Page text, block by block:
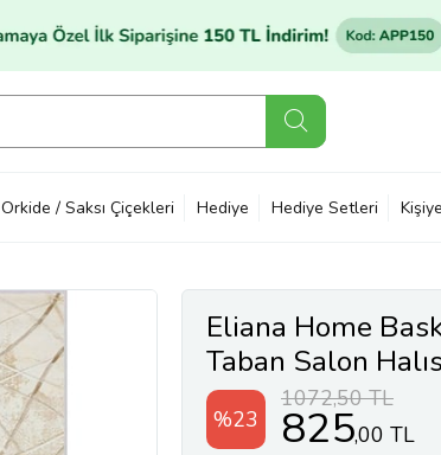
Orkide / Saksı Çiçekleri Hediye Hediye Setleri
Eliana Home
Taban Salon
(Bej)
%23
1072,50 TL
825,00 TL